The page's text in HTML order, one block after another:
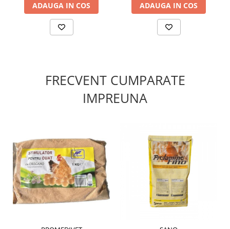
ADAUGA IN COS ADAUGA IN COS
FRECVENT CUMPARATE
IMPREUNA